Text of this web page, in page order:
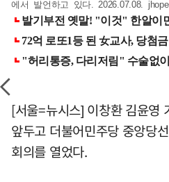
에서 발언하고 있다. 2026.07.08.
[서울=뉴시스] 이창환 김윤
앞두고 더불어민주당 중앙당
회의를 열었다.